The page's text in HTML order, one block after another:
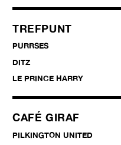
TREFPUNT
PURRSES
DITZ
LE PRINCE HARRY
CAFÉ GIRAF
PILKINGTON UNITED